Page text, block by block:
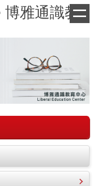
博雅通識教